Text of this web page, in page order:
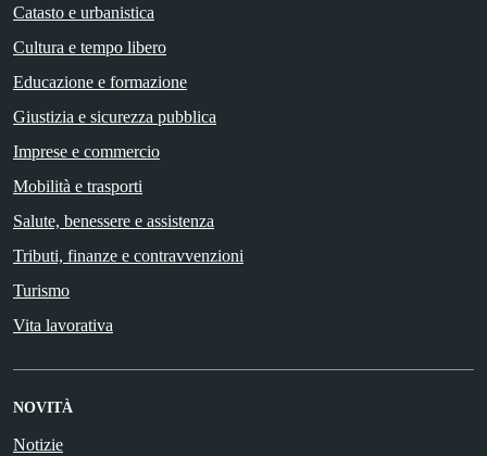
Catasto e urbanistica
Cultura e tempo libero
Educazione e formazione
Giustizia e sicurezza pubblica
Imprese e commercio
Mobilità e trasporti
Salute, benessere e assistenza
Tributi, finanze e contravvenzioni
Turismo
Vita lavorativa
NOVITÀ
Notizie